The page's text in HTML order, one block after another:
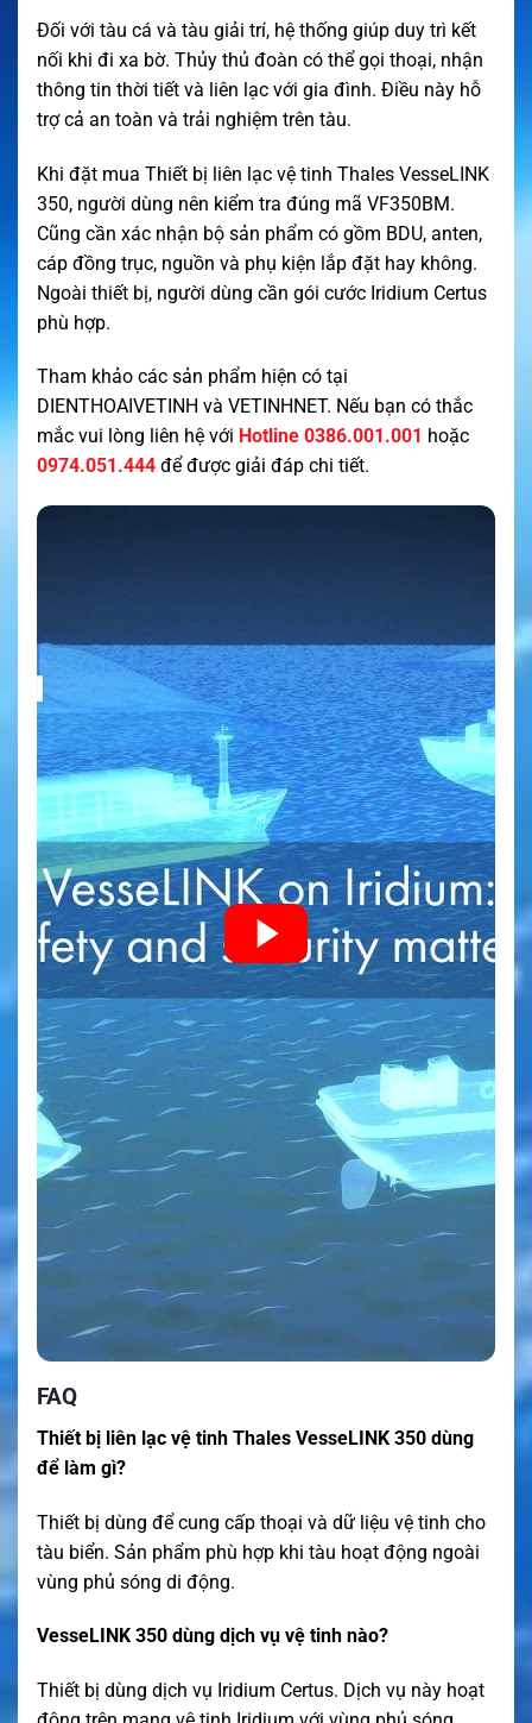
Đối với tàu cá và tàu giải trí, hệ thống giúp duy trì kết
nối khi đi xa bờ. Thủy thủ đoàn có thể gọi thoại, nhận
thông tin thời tiết và liên lạc với gia đình. Điều này hỗ
trợ cả an toàn và trải nghiệm trên tàu.
Khi đặt mua Thiết bị liên lạc vệ tinh Thales VesseLINK
350, người dùng nên kiểm tra đúng mã VF350BM.
Cũng cần xác nhận bộ sản phẩm có gồm BDU, anten,
cáp đồng trục, nguồn và phụ kiện lắp đặt hay không.
Ngoài thiết bị, người dùng cần gói cước Iridium Certus
phù hợp.
Tham khảo các sản phẩm hiện có tại
DIENTHOAIVETINH và VETINHNET. Nếu bạn có thắc
mắc vui lòng liên hệ với Hotline 0386.001.001 hoặc
0974.051.444 để được giải đáp chi tiết.
FAQ
Thiết bị liên lạc vệ tinh Thales VesseLINK 350 dùng
để làm gì?
Thiết bị dùng để cung cấp thoại và dữ liệu vệ tinh cho
tàu biển. Sản phẩm phù hợp khi tàu hoạt động ngoài
vùng phủ sóng di động.
VesseLINK 350 dùng dịch vụ vệ tinh nào?
Thiết bị dùng dịch vụ Iridium Certus. Dịch vụ này hoạt